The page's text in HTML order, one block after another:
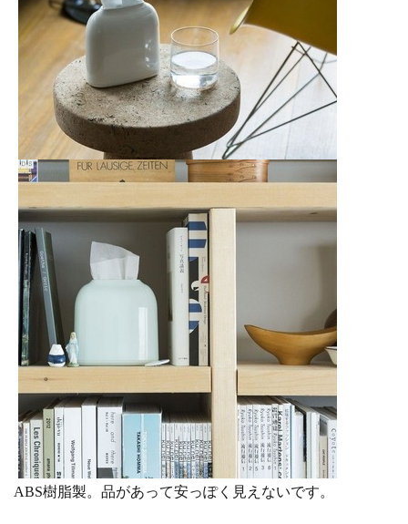
ABS樹脂製。品があって安っぽく見えないです。